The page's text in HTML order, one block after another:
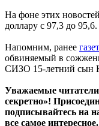
На фоне этих
доллару с 97,3 до 95,6.
Напомним, ранее
обвиняемый в
СИЗО 15-летний сын
Уважаемые
секретно»!
подписывайтесь на
все самое интересное.